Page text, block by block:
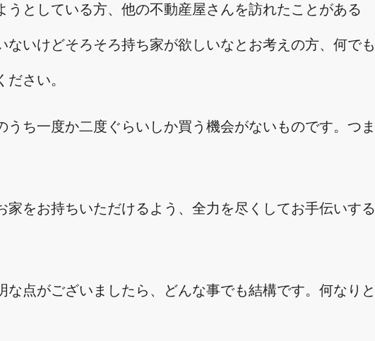
うとしている方、他の不動産屋さんを訪れたことがある
ないけどそろそろ持ち家が欲しいなとお考えの方、何でも
さい。
うち一度か二度ぐらいしか買う機会がないものです。つま
家をお持ちいただけるよう、全力を尽くしてお手伝いする
な点がございましたら、どんな事でも結構です。何なりと